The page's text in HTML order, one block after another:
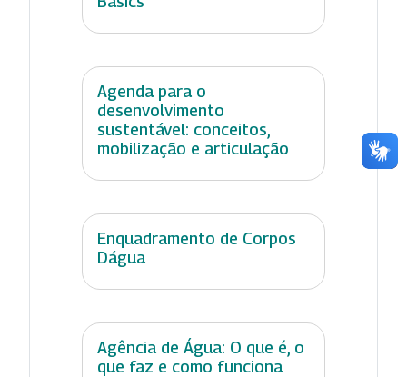
Agenda para o
desenvolvimento
sustentável: conceitos,
mobilização e articulação
Enquadramento de Corpos
Dágua
Agência de Água: O que é, o
que faz e como funciona